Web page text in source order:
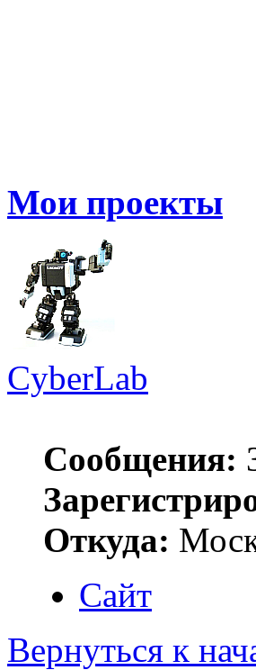
Мои проекты
CyberLab
Сообщения:
Откуда:
Сайт
Вернуться к